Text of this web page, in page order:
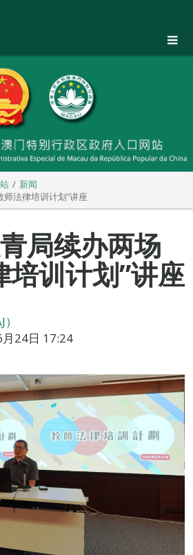
新闻
法律培训计划”讲座
局续办两场
培训计划”讲座
24日 17:24